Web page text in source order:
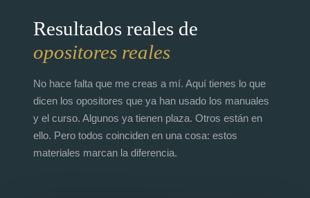
Resultados reales de
opositores reales
No hace falta que me creas a mí. Aquí tienes lo que
dicen los opositores que ya han usado los manuales
y el curso. Algunos ya tienen plaza. Otros están en
ello. Pero todos coinciden en una cosa: estos
materiales marcan la diferencia.